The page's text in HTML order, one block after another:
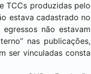
TCCs produzidas pelo
estava cadastrado no
não estavam
nas publicações,
ser vinculadas consta